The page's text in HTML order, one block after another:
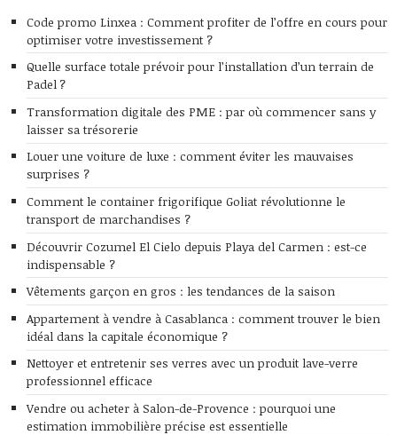
Code promo Linxea : Comment profiter de l’offre en cours pour
optimiser votre investissement ?
Quelle surface totale prévoir pour l’installation d’un terrain de
Padel ?
Transformation digitale des PME : par où commencer sans y
laisser sa trésorerie
Louer une voiture de luxe : comment éviter les mauvaises
surprises ?
Comment le container frigorifique Goliat révolutionne le
transport de marchandises ?
Découvrir Cozumel El Cielo depuis Playa del Carmen : est-ce
indispensable ?
Vêtements garçon en gros : les tendances de la saison
Appartement à vendre à Casablanca : comment trouver le bien
idéal dans la capitale économique ?
Nettoyer et entretenir ses verres avec un produit lave-verre
professionnel efficace
Vendre ou acheter à Salon-de-Provence : pourquoi une
estimation immobilière précise est essentielle